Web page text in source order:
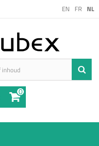
EN FR NL
0